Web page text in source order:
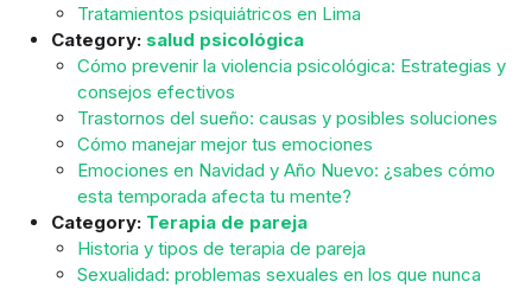
Tratamientos psiquiátricos en Lima
Category: salud psicológica
Cómo prevenir la violencia psicológica: Estrategias y
consejos efectivos
Trastornos del sueño: causas y posibles soluciones
Cómo manejar mejor tus emociones
Emociones en Navidad y Año Nuevo: ¿sabes cómo
esta temporada afecta tu mente?
Category: Terapia de pareja
Historia y tipos de terapia de pareja
Sexualidad: problemas sexuales en los que nunca